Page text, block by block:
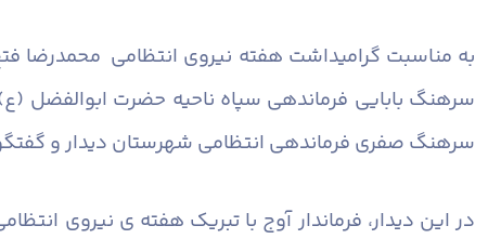
به مناسبت گرامیداشت هفته نیروی انتظامی محمدرضا
سرهنگ بابایی فرماندهی سپاه ناحیه حضرت ابوالفضل
سرهنگ صفری فرماندهی انتظامی شهرستان دیدار و
در این دیدار، فرماندار آوج با تبریک هفته ی نیروی